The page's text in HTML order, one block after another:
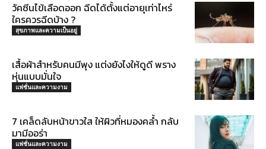
วัคซีนไข้เลือดออก ฉีดได้ตั้งแต่อายุเท่าไหร่
ใครควรฉีดบ้าง ?
สุขภาพและความเป็นอยู่
เสื้อผ้าสำหรับคนมีพุง แต่งยังไงให้ดูดี พราง
หุ่นแบบมั่นใจ
แฟชั่นและความงาม
7 เคล็ดลับหน้าขาวใส ให้ผิวที่หมองคล้ำ กลับ
มามีออร่า
แฟชั่นและความงาม